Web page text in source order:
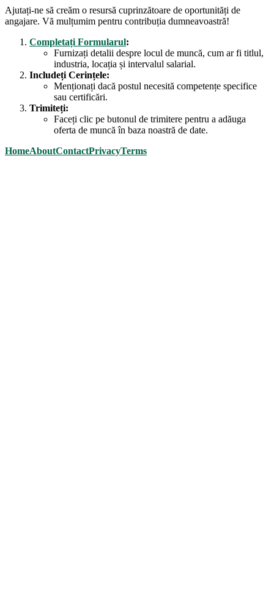
Ajutați-ne să creăm o resursă cuprinzătoare de oportunități de
angajare. Vă mulțumim pentru contribuția dumneavoastră!
Completați Formularul:
Furnizați detalii despre locul de muncă, cum ar fi titlul,
industria, locația și intervalul salarial.
Includeți Cerințele:
Menționați dacă postul necesită competențe specifice
sau certificări.
Trimiteți:
Faceți clic pe butonul de trimitere pentru a adăuga
oferta de muncă în baza noastră de date.
HomeAboutContactPrivacyTerms